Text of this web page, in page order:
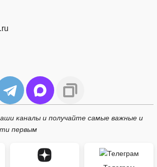
каналы и получайте самые важные и
первым